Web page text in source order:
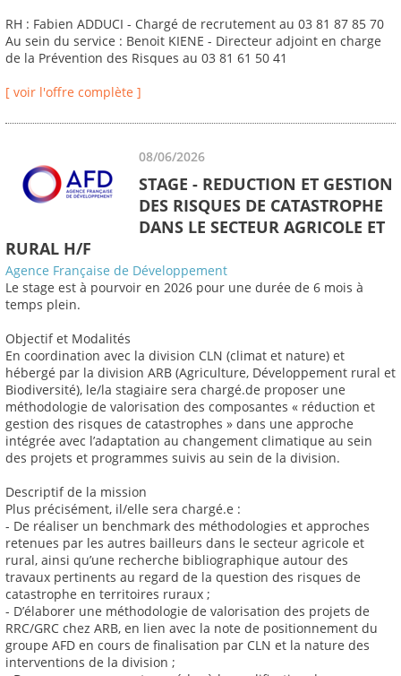
RH : Fabien ADDUCI - Chargé de recrutement au 03 81 87 85 70
Au sein du service : Benoit KIENE - Directeur adjoint en charge
de la Prévention des Risques au 03 81 61 50 41
[ voir l'offre complète ]
08/06/2026
STAGE - REDUCTION ET GESTION
DES RISQUES DE CATASTROPHE
DANS LE SECTEUR AGRICOLE ET
RURAL H/F
Agence Française de Développement
Le stage est à pourvoir en 2026 pour une durée de 6 mois à
temps plein.
Objectif et Modalités
En coordination avec la division CLN (climat et nature) et
hébergé par la division ARB (Agriculture, Développement rural et
Biodiversité), le/la stagiaire sera chargé.de proposer une
méthodologie de valorisation des composantes « réduction et
gestion des risques de catastrophes » dans une approche
intégrée avec l’adaptation au changement climatique au sein
des projets et programmes suivis au sein de la division.
Descriptif de la mission
Plus précisément, il/elle sera chargé.e :
- De réaliser un benchmark des méthodologies et approches
retenues par les autres bailleurs dans le secteur agricole et
rural, ainsi qu’une recherche bibliographique autour des
travaux pertinents au regard de la question des risques de
catastrophe en territoires ruraux ;
- D’élaborer une méthodologie de valorisation des projets de
RRC/GRC chez ARB, en lien avec la note de positionnement du
groupe AFD en cours de finalisation par CLN et la nature des
interventions de la division ;